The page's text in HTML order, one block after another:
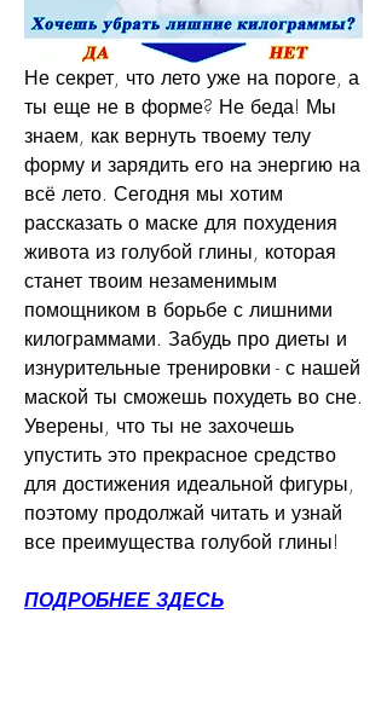
Не секрет, что лето уже на пороге, а
ты еще не в форме? Не беда! Мы
знаем, как вернуть твоему телу
форму и зарядить его на энергию на
всё лето. Сегодня мы хотим
рассказать о маске для похудения
живота из голубой глины, которая
станет твоим незаменимым
помощником в борьбе с лишними
килограммами. Забудь про диеты и
изнурительные тренировки - с нашей
маской ты сможешь похудеть во сне.
Уверены, что ты не захочешь
упустить это прекрасное средство
для достижения идеальной фигуры,
поэтому продолжай читать и узнай
все преимущества голубой глины!
ПОДРОБНЕЕ ЗДЕСЬ